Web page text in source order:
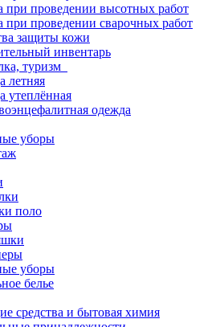
при проведении высотных работ
при проведении сварочных работ
защиты кожи
инвентарь
туризм
летняя
утеплённая
одежда
уборы
поло
уборы
белье
средства и бытовая химия